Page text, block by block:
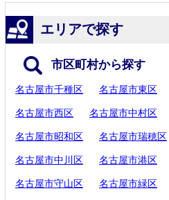
エリアで探す
市区町村から探す
名古屋市千種区 名古屋市東区
名古屋市西区 名古屋市中村区
名古屋市昭和区 名古屋市瑞穂区
名古屋市中川区 名古屋市港区
名古屋市守山区 名古屋市緑区